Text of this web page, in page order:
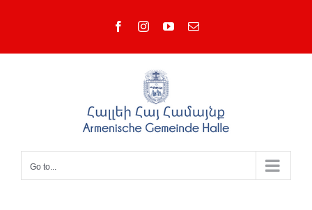
FacebookInstagramYouTubeEmail
Go to...